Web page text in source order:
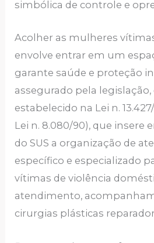
simbólica de controle e
Acolher as mulheres
envolve entrar em um
garante saúde e proteção
assegurado pela
estabelecido na Lei n.
Lei n. 8.080/90), que insere
do SUS a organização de
específico e especializado
vítimas de violência
atendimento,
cirurgias plásticas